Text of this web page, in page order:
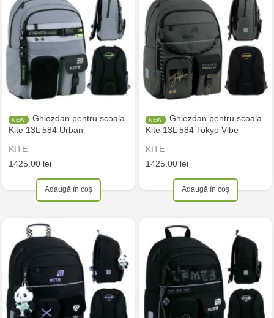
Ghiozdan pentru scoala
Kite 13L 584 Urban
KITE
1425.00 lei
Adaugă în coș
Ghiozdan pentru scoala
Kite 13L 584 Tokyo Vibe
KITE
1425.00 lei
Adaugă în coș